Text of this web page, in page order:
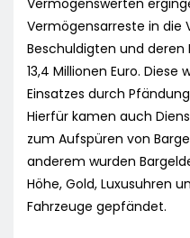
Vermögenswerten
Vermögensarreste in die
Beschuldigten und deren
13,4 Millionen Euro. Diese
Einsatzes durch
Hierfür kamen auch
zum Aufspüren von
anderem wurden
Höhe, Gold, Luxusuhren
Fahrzeuge gepfändet.